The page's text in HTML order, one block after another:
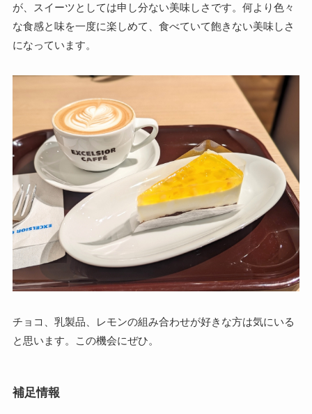
が、スイーツとしては申し分ない美味しさです。何より色々
な食感と味を一度に楽しめて、食べていて飽きない美味しさ
になっています。
チョコ、乳製品、レモンの組み合わせが好きな方は気にいる
と思います。この機会にぜひ。
補足情報